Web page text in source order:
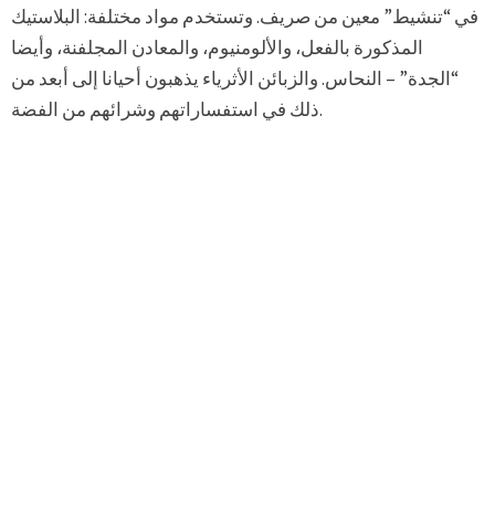
في “تنشيط” معين من صريف. وتستخدم مواد مختلفة: البلاستيك
المذكورة بالفعل، والألومنيوم، والمعادن المجلفنة، وأيضا
“الجدة” – النحاس. والزبائن الأثرياء يذهبون أحيانا إلى أبعد من
ذلك في استفساراتهم وشرائهم من الفضة.